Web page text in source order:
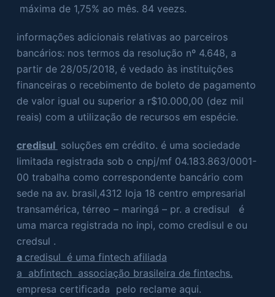
máxima de 1,75% ao mês. 84 veezs.
informações adicionais relativas ao parceiros
bancários: nos termos da resolução nº 4.648, a
partir de 28/05/2018, é vedado às instituições
financeiras o recebimento de boleto de pagamento
de valor igual ou superior a r$10.000,00 (dez mil
reais) com a utilização de recursos em espécie.
credisul soluções em crédito. é uma sociedade
limitada registrada sob o cnpj/mf 04.183.863/0001-
00 trabalha como correspondente bancário com
sede na av. brasil,4312 loja 18 centro empresarial
transamérica, térreo – maringá – pr. a credisul é
uma marca registrada no inpi, como credisul e ou
credsul .
a credisul é uma fintech afiliada
a abfintech associação brasileira de fintechs.
empresa certificada pelo reclame aqui.